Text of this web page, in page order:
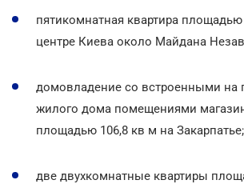
пятикомнатная квартира
центре Киева около Майдана
домовладение со встроенными на
жилого дома помещениями
площадью 106,8 кв м на Закарпатье;
две двухкомнатные квартиры